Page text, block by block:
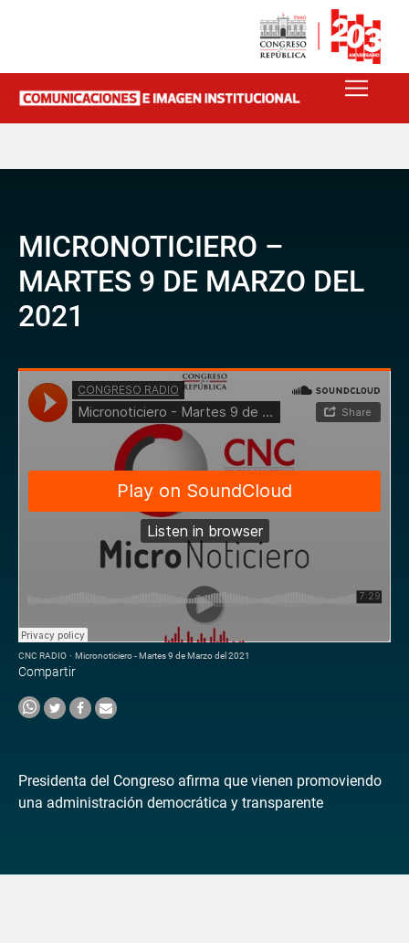
MICRONOTICIERO –
MARTES 9 DE MARZO DEL
2021
CNC RADIO · Micronoticiero - Martes 9 de Marzo del 2021
Compartir
Presidenta del Congreso afirma que vienen promoviendo
una administración democrática y transparente